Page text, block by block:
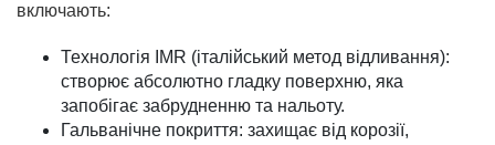
включають:
Технологія IMR (італійський метод відливання):
створює абсолютно гладку поверхню, яка
запобігає забрудненню та нальоту.
Гальванічне покриття: захищає від корозії,